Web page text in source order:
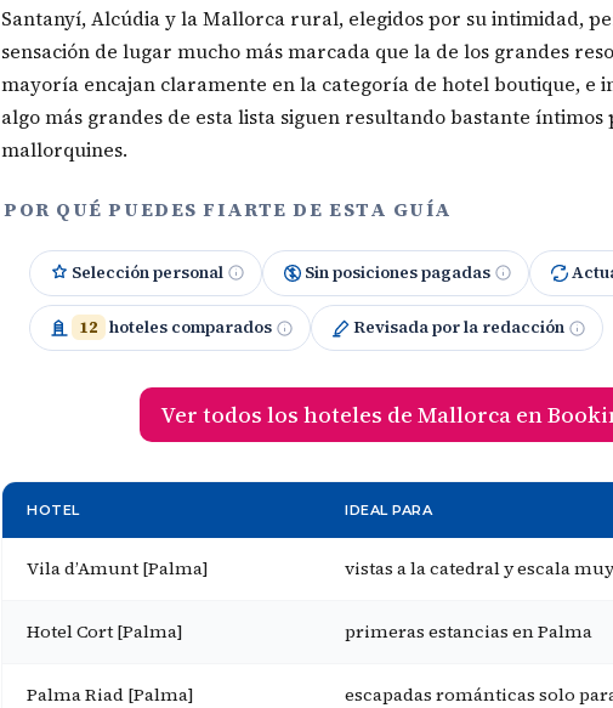
Santanyí, Alcúdia y la Mallorca rural, elegidos por su intimidad,
sensación de lugar mucho más marcada que la de los grandes
mayoría encajan claramente en la categoría de hotel boutique, e
algo más grandes de esta lista siguen resultando bastante íntimos
mallorquines.
POR QUÉ PUEDES FIARTE DE ESTA GUÍA
Selección personal Sin posiciones pagadas
12 hoteles comparados Revisada por la redacción
Ver todos los hoteles de Mallorca en
HOTEL IDEAL PARA
Vila d’Amunt [Palma] vistas a la catedral y escala
Hotel Cort [Palma] primeras estancias en Palma
Palma Riad [Palma] escapadas románticas solo